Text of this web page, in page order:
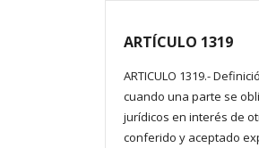
ARTÍCULO 1319
ARTICULO 1319.-
cuando una parte se
jurídicos en interés de
conferido y aceptado